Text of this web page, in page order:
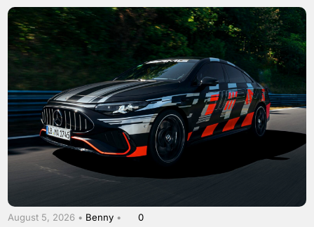
August 5, 2026 • Benny • 0